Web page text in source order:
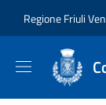
Regione Friuli